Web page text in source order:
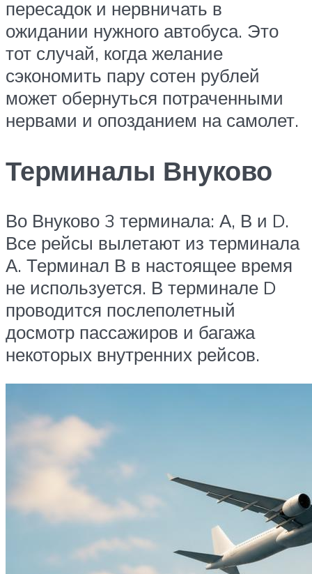
пересадок и нервничать в
ожидании нужного автобуса. Это
тот случай, когда желание
сэкономить пару сотен рублей
может обернуться потраченными
нервами и опозданием на самолет.
Терминалы Внуково
Во Внуково 3 терминала: А, В и D.
Все рейсы вылетают из терминала
А. Терминал В в настоящее время
не используется. В терминале D
проводится послеполетный
досмотр пассажиров и багажа
некоторых внутренних рейсов.